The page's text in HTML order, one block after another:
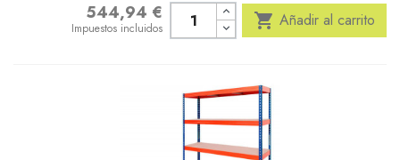
Precio
544,94 €
Impuestos incluidos  Añadir al carrito